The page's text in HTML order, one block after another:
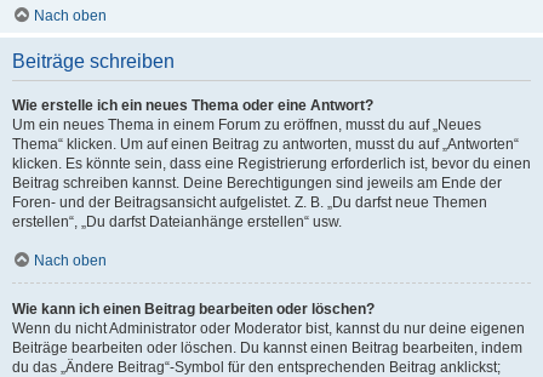
Nach oben
Beiträge schreiben
Wie erstelle ich ein neues Thema oder eine Antwort?
Um ein neues Thema in einem Forum zu eröffnen, musst du auf „Neues
Thema“ klicken. Um auf einen Beitrag zu antworten, musst du auf „Antworten“
klicken. Es könnte sein, dass eine Registrierung erforderlich ist, bevor du einen
Beitrag schreiben kannst. Deine Berechtigungen sind jeweils am Ende der
Foren- und der Beitragsansicht aufgelistet. Z. B. „Du darfst neue Themen
erstellen“, „Du darfst Dateianhänge erstellen“ usw.
Nach oben
Wie kann ich einen Beitrag bearbeiten oder löschen?
Wenn du nicht Administrator oder Moderator bist, kannst du nur deine eigenen
Beiträge bearbeiten oder löschen. Du kannst einen Beitrag bearbeiten, indem
du das „Ändere Beitrag“-Symbol für den entsprechenden Beitrag anklickst;